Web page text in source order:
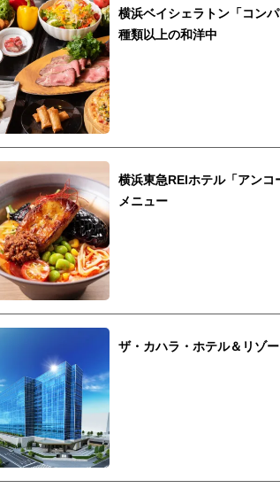
横浜ベイシェラトン「コン
種類以上の和洋中
横浜東急REIホテル「アン
メニュー
ザ・カハラ・ホテル＆リゾ